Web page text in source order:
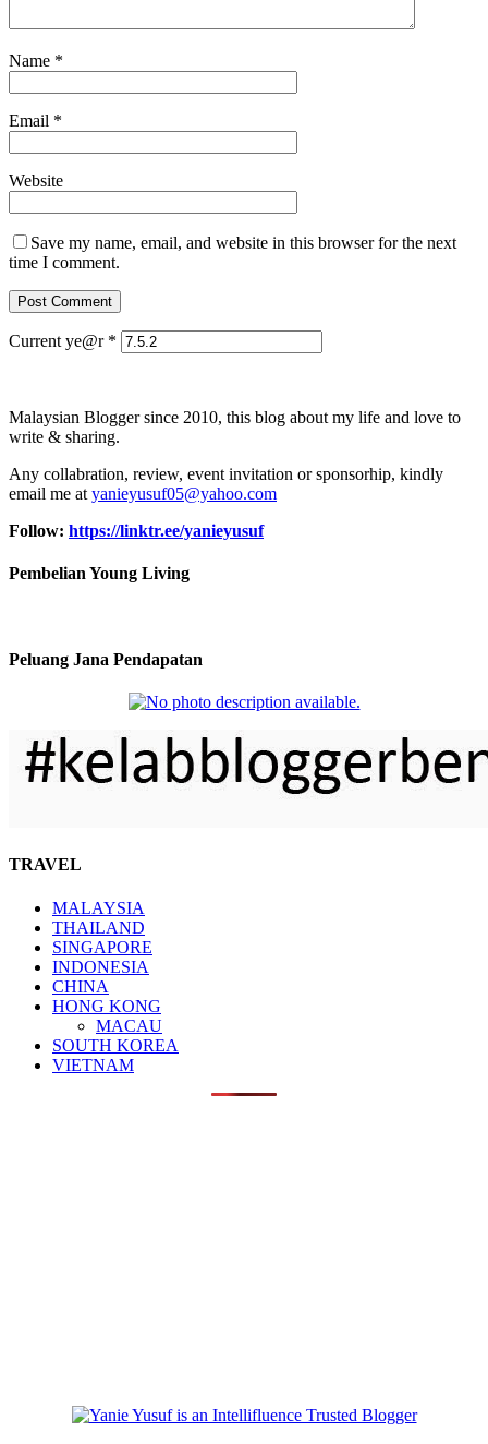
Name *
Email *
Website
Save my name, email, and website in this browser for the next
time I comment.
Current ye@r *
Malaysian Blogger since 2010, this blog about my life and love to
write & sharing.
Any collabration, review, event invitation or sponsorhip, kindly
email me at yanieyusuf05@yahoo.com
Follow: https://linktr.ee/yanieyusuf
Pembelian Young Living
Peluang Jana Pendapatan
TRAVEL
MALAYSIA
THAILAND
SINGAPORE
INDONESIA
CHINA
HONG KONG
MACAU
SOUTH KOREA
VIETNAM